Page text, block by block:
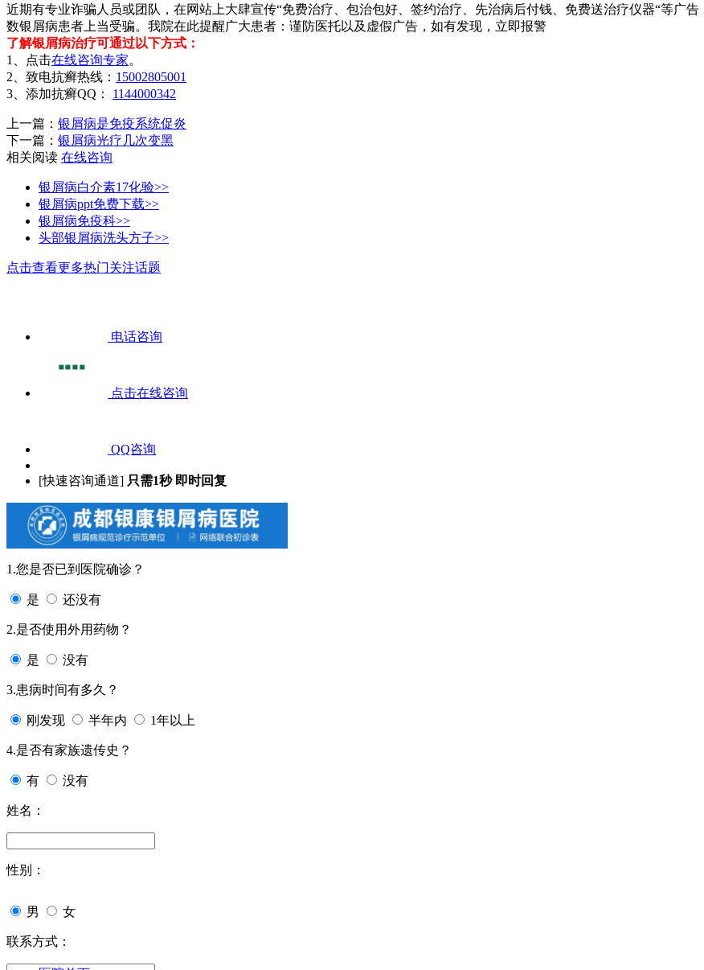
近期有专业诈骗人员或团队，在网站上大肆宣传“免费治疗、包治包好、签约治疗、先治病后付钱、免费送治疗仪器“等广
数银屑病患者上当受骗。我院在此提醒广大患者：谨防医托以及虚假广告，如有发现，立即报警
了解银屑病治疗可通过以下方式：
1、点击在线咨询专家。
2、致电抗癣热线： 15002805001
3、添加抗癣QQ： 1144000342
上一篇： 银屑病是免疫系统促炎
下一篇： 银屑病光疗几次变黑
相关阅读 在线咨询
银屑病白介素17化验>>
银屑病ppt免费下载>>
银屑病免疫科>>
头部银屑病洗头方子>>
点击查看更多热门关注话题
电话咨询
点击在线咨询
QQ咨询
[快速咨询通道] 只需1秒 即时回复
1.您是否已到医院确诊？
是 还没有
2.是否使用外用药物？
是 没有
3.患病时间有多久？
刚发现 半年内 1年以上
4.是否有家族遗传史？
有 没有
姓名：
性别：
男 女
联系方式：